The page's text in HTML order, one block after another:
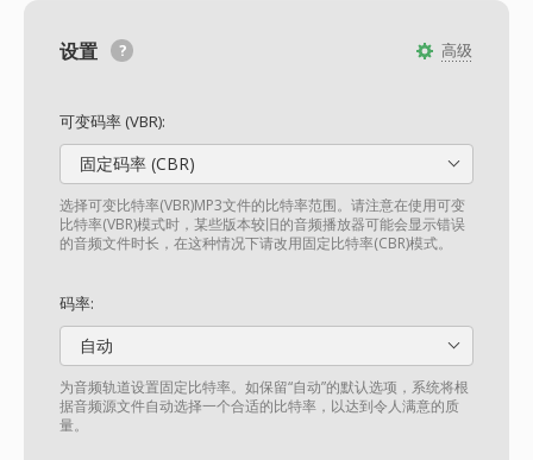
高级
设置
可变码率 (VBR):
固定码率 (CBR)
选择可变比特率(VBR)MP3文件的比特率范围。请注意在使用可变
比特率(VBR)模式时，某些版本较旧的音频播放器可能会显示错误
的音频文件时长，在这种情况下请改用固定比特率(CBR)模式。
码率:
自动
为音频轨道设置固定比特率。如保留“自动”的默认选项，系统将根
据音频源文件自动选择一个合适的比特率，以达到令人满意的质
量。